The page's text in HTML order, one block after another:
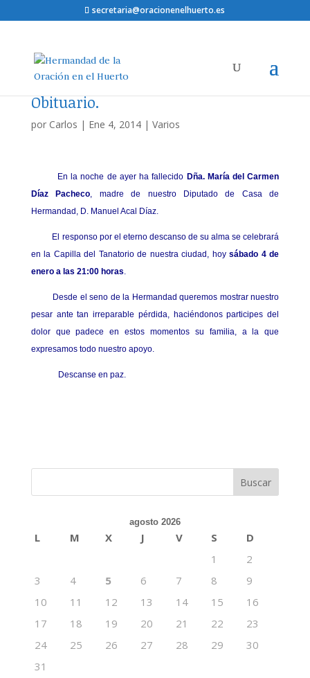
secretaria@oracionenelhuerto.es
Obituario.
por Carlos | Ene 4, 2014| Varios
En la noche de ayer ha fallecido Dña. María del Carmen
Díaz Pacheco, madre de nuestro Diputado de Casa de
Hermandad, D. Manuel Acal Díaz.
El responso por el eterno descanso de su alma se celebrará
en la Capilla del Tanatorio de nuestra ciudad, hoysábado 4 de
enero a las 21:00 horas.
Desde el seno de la Hermandad queremos mostrar nuestro
pesar ante tan irreparable pérdida, haciéndonos participes del
dolor que padece en estos momentos su familia, a la que
expresamos todo nuestro apoyo.
Descanse en paz.
agosto 2026
L M X J V S
D
1
2
3
4 5 6 7 8
9
10
11 12 13 14 15
16
17
18 19 20 21 22
23
24
25 26 27 28 29
30
31